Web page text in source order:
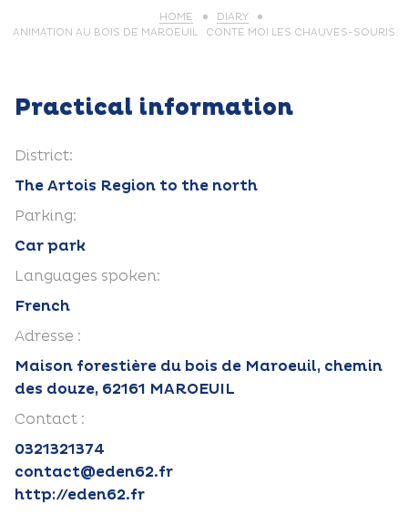
HOME
DIARY
ANIMATION AU BOIS DE MAROEUIL : CONTE MOI LES CHAUVES-SOURIS
Practical information
District:
The Artois Region to the north
Parking:
Car park
Languages spoken:
French
Adresse :
Maison forestière du bois de Maroeuil, chemin
des douze, 62161 MAROEUIL
Contact :
0321321374
contact@eden62.fr
http://eden62.fr